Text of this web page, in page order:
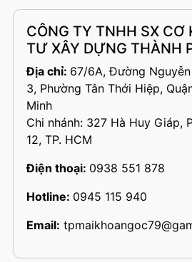
CÔNG TY TNHH SX CƠ
TƯ XÂY DỰNG THÀNH
Địa chỉ: 67/6A, Đường
3, Phường Tân Thới Hiệp,
Minh
Chi nhánh: 327 Hà Huy Giáp,
12, TP. HCM
Điện thoại: 0938 551 878
Hotline: 0945 115 940
Email: